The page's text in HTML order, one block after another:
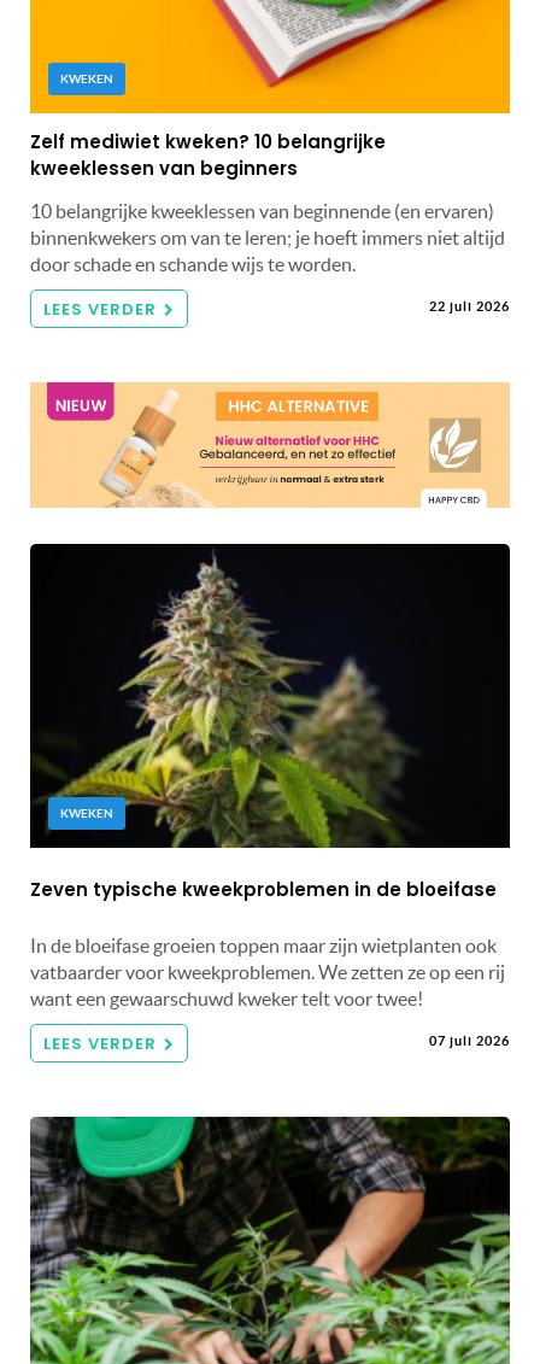
KWEKEN
Zelf mediwiet kweken? 10 belangrijke
kweeklessen van beginners
10 belangrijke kweeklessen van beginnende (en ervaren)
binnenkwekers om van te leren; je hoeft immers niet altijd
door schade en schande wijs te worden.
LEES VERDER 22 juli 2026
KWEKEN
Zeven typische kweekproblemen in de bloeifase
In de bloeifase groeien toppen maar zijn wietplanten ook
vatbaarder voor kweekproblemen. We zetten ze op een rij
want een gewaarschuwd kweker telt voor twee!
LEES VERDER 07 juli 2026